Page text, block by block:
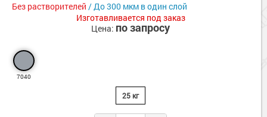
Без растворителей / До 300 мкм в один слой
Изготавливается под заказ
Цена: по запросу
7040
25 кг